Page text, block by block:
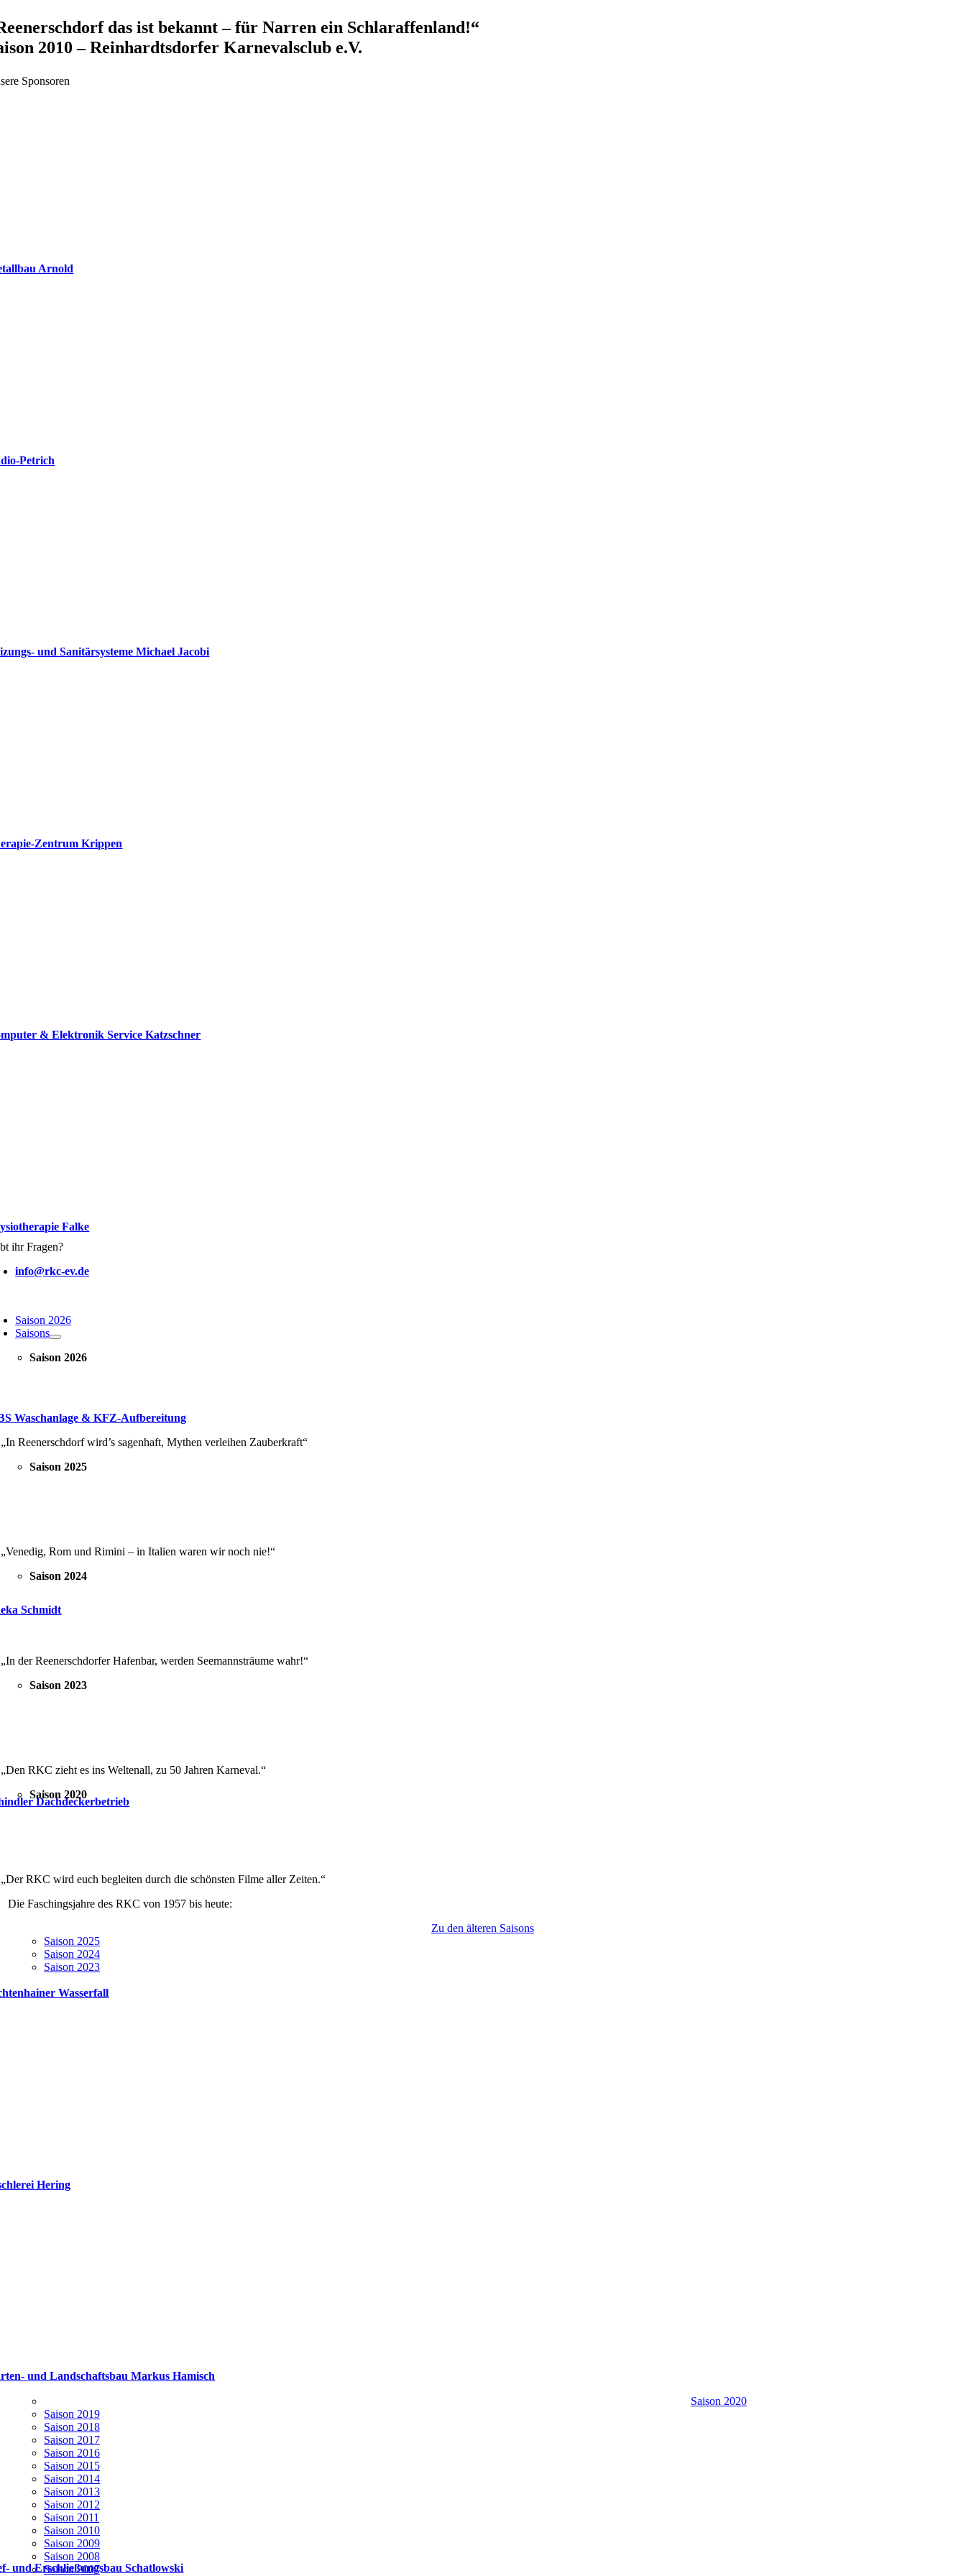
Zum
Inhalt
springen
ihr Fragen?
info@rkc-ev.de
Saison 2026
Saisons
Saison 2026
„In Reenerschdorf wird’s sagenhaft, Mythen verleihen Zauberkraft“
Saison 2025
„Venedig, Rom und Rimini – in Italien waren wir noch nie!“
Saison 2024
„In der Reenerschdorfer Hafenbar, werden Seemannsträume wahr!“
Saison 2023
„Den RKC zieht es ins Weltenall, zu 50 Jahren Karneval.“
Saison 2020
„Der RKC wird euch begleiten durch die schönsten Filme aller Zeiten.“
Die Faschingsjahre des RKC von 1957 bis heute:
Zu den älteren Saisons
Saison 2025
Saison 2024
Saison 2023
Saison 2020
Saison 2019
Saison 2018
Saison 2017
Saison 2016
Saison 2015
Saison 2014
Saison 2013
Saison 2012
Saison 2011
Saison 2010
Saison 2009
Saison 2008
Saison 2007
das ist bekannt – für Narren ein Schlaraffenland!“
2010 – Reinhardtsdorfer Karnevalsclub e.V.
Sponsoren
Arnold
Petrich
und Sanitärsysteme Michael Jacobi
Zentrum Krippen
& Elektronik Service Katzschner
Falke
Waschanlage & KFZ-Aufbereitung
Schmidt
Dachdeckerbetrieb
Wasserfall
Hering
und Landschaftsbau Markus Hamisch
und Erschließungsbau Schatlowski